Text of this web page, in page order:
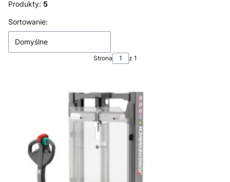
Produkty: 5
Lista produktów
Sortowanie:
Domyślne
Strona z 1